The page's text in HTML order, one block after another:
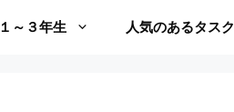
１～３年生 人気のあるタスク